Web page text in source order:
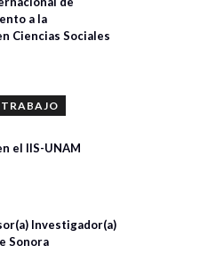
a la
Ciencias Sociales
el IIS-UNAM
Investigador(a)
Sonora